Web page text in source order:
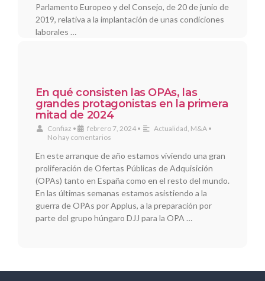
Parlamento Europeo y del Consejo, de 20 de junio de
2019, relativa a la implantación de unas condiciones
laborales …
En qué consisten las OPAs, las
grandes protagonistas en la primera
mitad de 2024
Confiaz • febrero 7, 2024 • Actualidad, M&A •
No hay comentarios
En este arranque de año estamos viviendo una gran
proliferación de Ofertas Públicas de Adquisición
(OPAs) tanto en España como en el resto del mundo.
En las últimas semanas estamos asistiendo a la
guerra de OPAs por Applus, a la preparación por
parte del grupo húngaro DJJ para la OPA …